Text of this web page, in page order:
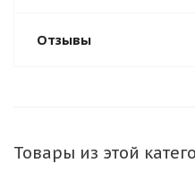
Отзывы
Товары из этой